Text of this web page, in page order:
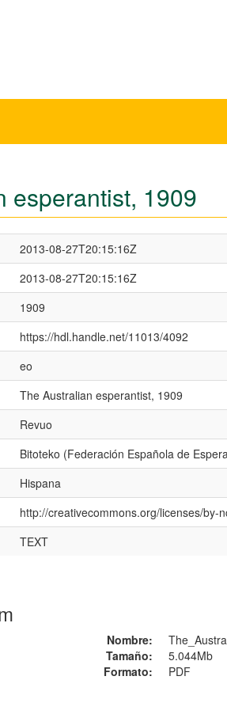
esperantist, 1909
2013-08-27T20:15:16Z
2013-08-27T20:15:16Z
1909
https://hdl.handle.net/11013/4092
eo
The Australian esperantist, 1909
Revuo
Bitoteko (Federación Española de
Hispana
http://creativecommons.org/licenses/by-
TEXT
Nombre:
Tamaño:
5.044Mb
Formato:
PDF